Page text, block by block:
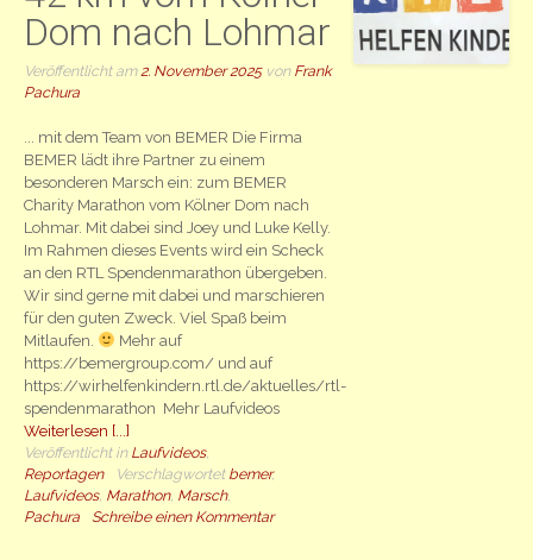
Dom nach Lohmar
Veröffentlicht am 2. November 2025von Frank
Pachura
... mit dem Team von BEMER Die Firma
BEMER lädt ihre Partner zu einem
besonderen Marsch ein: zum BEMER
Charity Marathon vom Kölner Dom nach
Lohmar. Mit dabei sind Joey und Luke Kelly.
Im Rahmen dieses Events wird ein Scheck
an den RTL Spendenmarathon übergeben.
Wir sind gerne mit dabei und marschieren
für den guten Zweck. Viel Spaß beim
Mitlaufen.
Mehr auf
https://bemergroup.com/ und auf
https://wirhelfenkindern.rtl.de/aktuelles/rtl-
spendenmarathon Mehr Laufvideos
Weiterlesen [...]
Veröffentlicht in Laufvideos,
Reportagen
Verschlagwortet bemer,
Laufvideos, Marathon, Marsch,
Pachura
Schreibe einen Kommentar